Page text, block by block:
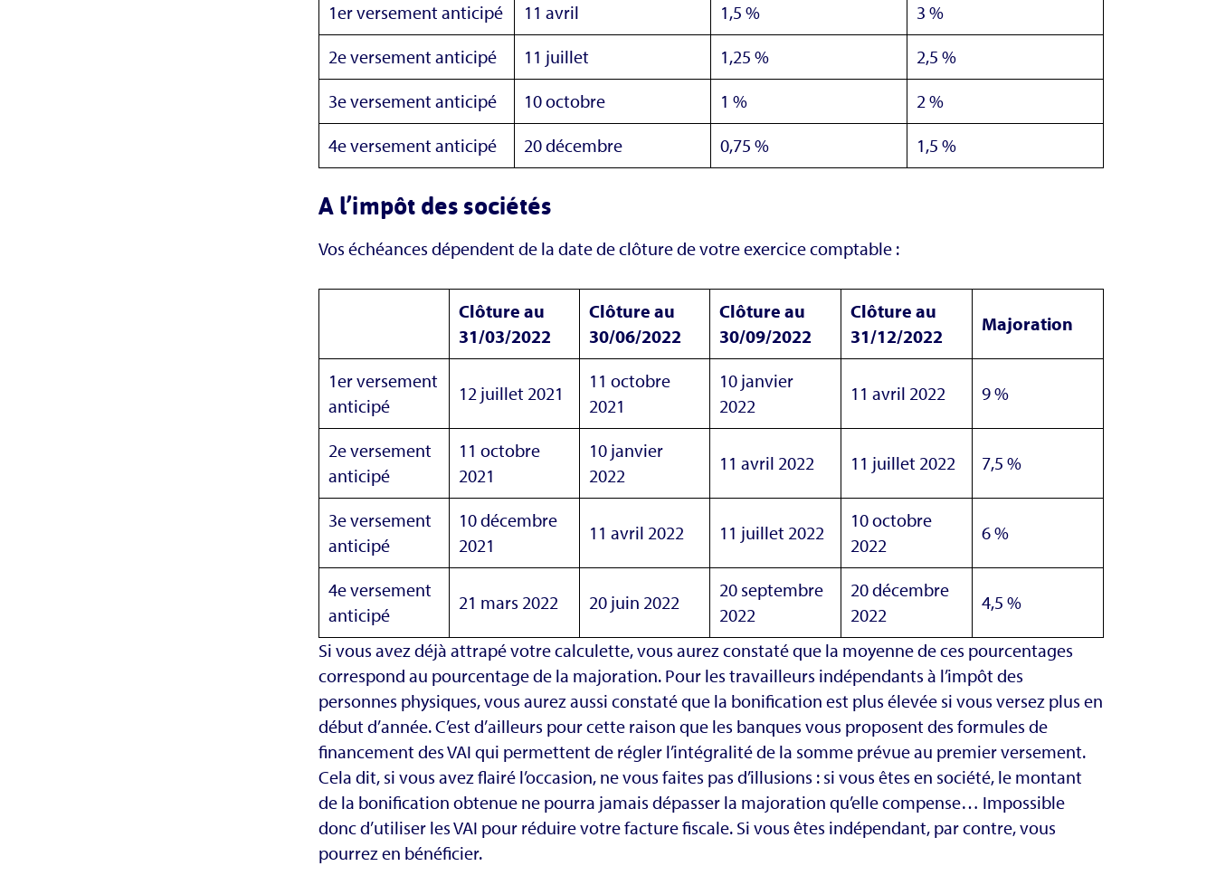
1er versement anticipé 11 avril 1,5 %
3 %
2e versement anticipé
11 juillet 1,25 %
2,5 %
3e versement anticipé
10 octobre 1 %
2 %
4e versement anticipé
20 décembre 0,75 % 1,5 %
A l’impôt des sociétés
Vos échéances dépendent de la date de clôture de votre exercice comptable :
Clôture au
31/03/2022
Clôture au
30/06/2022
Clôture au
30/09/2022
Clôture au
31/12/2022
Majoration
1er versement
anticipé
12 juillet 2021
11 octobre
2021
10 janvier
2022
11 avril 2022 9 %
2e versement
anticipé
11 octobre
2021
10 janvier
2022
11 avril 2022 11 juillet 2022 7,5 %
3e versement
anticipé
10 décembre
2021
11 avril 2022 11 juillet 2022
10 octobre
2022
6 %
4e versement
anticipé
21 mars 2022 20 juin 2022
20 septembre
2022
20 décembre
2022
4,5 %
Si vous avez déjà attrapé votre calculette, vous aurez constaté que la moyenne de ces pourcentages
correspond au pourcentage de la majoration. Pour les travailleurs indépendants à l’impôt des
personnes physiques, vous aurez aussi constaté que la bonification est plus élevée si vous versez plus en
début d’année. C’est d’ailleurs pour cette raison que les banques vous proposent des formules de
financement des VAI qui permettent de régler l’intégralité de la somme prévue au premier versement.
Cela dit, si vous avez flairé l’occasion, ne vous faites pas d’illusions : si vous êtes en société, le montant
de la bonification obtenue ne pourra jamais dépasser la majoration qu’elle compense… Impossible
donc d’utiliser les VAI pour réduire votre facture fiscale. Si vous êtes indépendant, par contre, vous
pourrez en bénéficier.